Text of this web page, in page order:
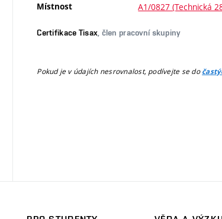
Místnost A1/0827 (Technická
Certifikace Tisax , člen pracovní skupiny
Pokud je v údajích nesrovnalost, podívejte se do